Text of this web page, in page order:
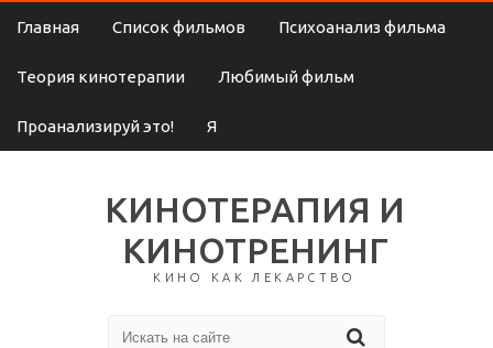
Главная Список фильмов Психоанализ фильма
Теория кинотерапии Любимый фильм
Проанализируй это! Я
КИНОТЕРАПИЯ И
КИНОТРЕНИНГ
КИНО КАК ЛЕКАРСТВО